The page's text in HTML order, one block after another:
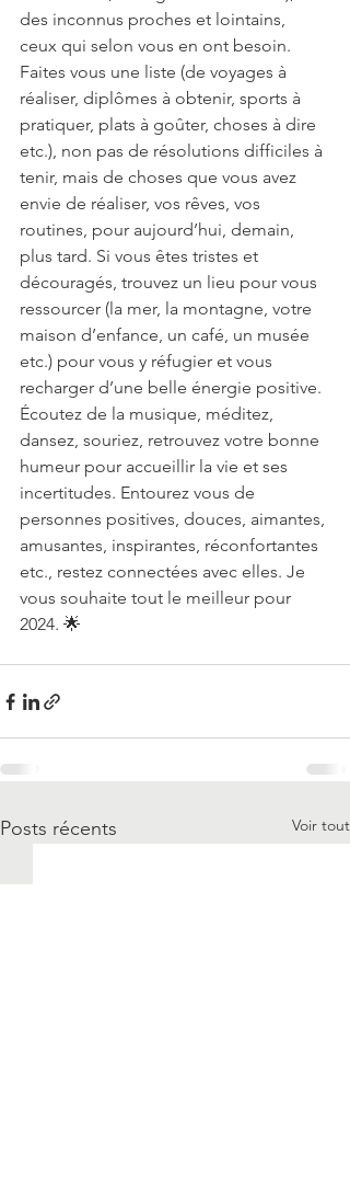
des inconnus proches et lointains,
ceux qui selon vous en ont besoin.
Faites vous une liste (de voyages à
réaliser, diplômes à obtenir, sports à
pratiquer, plats à goûter, choses à dire
etc.), non pas de résolutions difficiles à
tenir, mais de choses que vous avez
envie de réaliser, vos rêves, vos
routines, pour aujourd’hui, demain,
plus tard. Si vous êtes tristes et
découragés, trouvez un lieu pour vous
ressourcer (la mer, la montagne, votre
maison d’enfance, un café, un musée
etc.) pour vous y réfugier et vous
recharger d’une belle énergie positive.
Écoutez de la musique, méditez,
dansez, souriez, retrouvez votre bonne
humeur pour accueillir la vie et ses
incertitudes. Entourez vous de
personnes positives, douces, aimantes,
amusantes, inspirantes, réconfortantes
etc., restez connectées avec elles. Je
vous souhaite tout le meilleur pour
2024. 🌟
Posts récents Voir tout